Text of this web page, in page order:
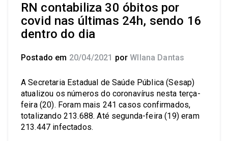
RN contabiliza 30 óbitos por
covid nas últimas 24h, sendo 16
dentro do dia
Postado em 20/04/2021 por Wllana Dantas
A Secretaria Estadual de Saúde Pública (Sesap)
atualizou os números do coronavírus nesta terça-
feira (20). Foram mais 241 casos confirmados,
totalizando 213.688. Até segunda-feira (19) eram
213.447 infectados.